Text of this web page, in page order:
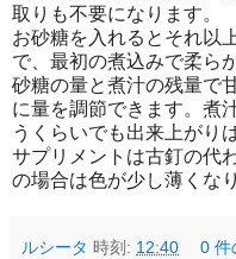
取りも不要になります。
お砂糖を入れるとそれ以
で、最初の煮込みで柔ら
砂糖の量と煮汁の残量で
に量を調節できます。煮
うくらいでも出来上がり
サプリメントは古釘の代
の場合は色が少し薄くな
ルシータ 時刻: 12:40 0 件